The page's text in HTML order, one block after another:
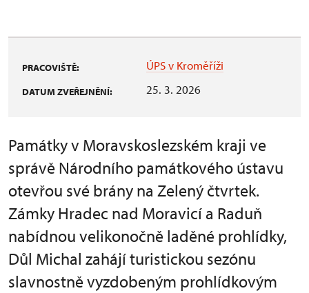
PRACOVIŠTĚ: ÚPS v Kroměříži
DATUM ZVEŘEJNĚNÍ: 25. 3. 2026
Památky v Moravskoslezském kraji ve
správě Národního památkového ústavu
otevřou své brány na Zelený čtvrtek.
Zámky Hradec nad Moravicí a Raduň
nabídnou velikonočně laděné prohlídky,
Důl Michal zahájí turistickou sezónu
slavnostně vyzdobeným prohlídkovým